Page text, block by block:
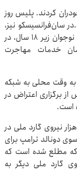
کردند. پلیس روز
سان‌فرانسیسکو نیز،
طبق اعلام مقامات، حدود ۶۰ نفر از جمله چند نوجوان زیر ۱۸ سال، در
خدمات مهاجرت
به وقت محلی به شبکه
نیویورک ۲۴ نفر را پس از برگزاری اعتراض در
است.
گاوین نیوسام، فرماندار کالیفرنیا در پی اعزام ۲ هزار نیروی گارد ملی در
دریایی از سوی دونالد ترامپ برای
که مطلع شده است که
قصد دارد ۲ هزار نیروی گارد ملی دیگر به